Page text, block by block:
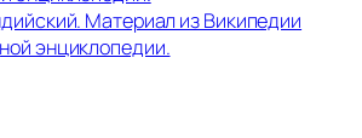
Материал из Википедии
энциклопедии.